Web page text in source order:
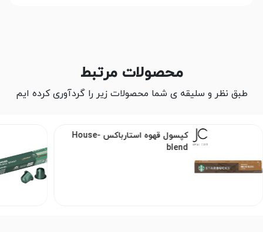
محصولات مرتبط
طبق نظر و سلیقه ی شما محصولات زیر را گردآوری کرده ایم
کپسول قهوه استارباکس -House
blend